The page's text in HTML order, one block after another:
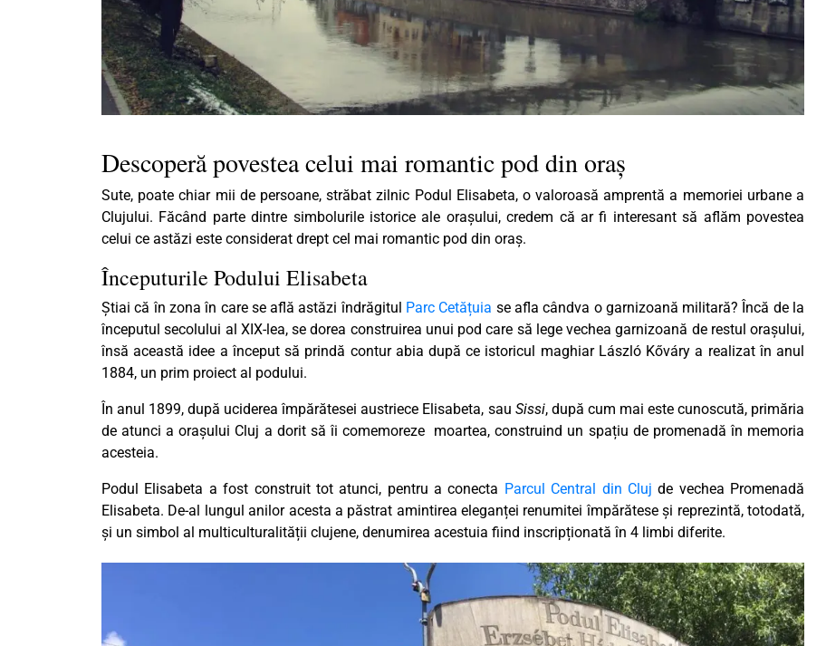
Descoperă povestea celui mai romantic pod din oraș
Sute, poate chiar mii de persoane, străbat zilnic Podul Elisabeta, o valoroasă amprentă a memoriei urbane a
Clujului. Făcând parte dintre simbolurile istorice ale orașului, credem că ar fi interesant să aflăm povestea
celui ce astăzi este considerat drept cel mai romantic pod din oraș.
Începuturile Podului Elisabeta
Știai că în zona în care se află astăzi îndrăgitul Parc Cetățuia se afla cândva o garnizoană militară? Încă de la
începutul secolului al XIX-lea, se dorea construirea unui pod care să lege vechea garnizoană de restul orașului,
însă această idee a început să prindă contur abia după ce istoricul maghiar László Kőváry a realizat în anul
1884, un prim proiect al podului.
În anul 1899, după uciderea împărătesei austriece Elisabeta, sau Sissi, după cum mai este cunoscută, primăria
de atunci a orașului Cluj a dorit să îi comemoreze moartea, construind un spațiu de promenadă în memoria
acesteia.
Podul Elisabeta a fost construit tot atunci, pentru a conecta Parcul Central din Cluj de vechea Promenadă
Elisabeta. De-al lungul anilor acesta a păstrat amintirea eleganței renumitei împărătese și reprezintă, totodată,
și un simbol al multiculturalității clujene, denumirea acestuia fiind inscripționată în 4 limbi diferite.